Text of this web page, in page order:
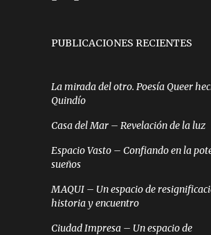
PUBLICACIONES RECIENTES
La mirada del otro. Poesía Queer
Quindío
Casa del Mar – Revelación de la luz
Espacio Vasto – Confiando en la
sueños
MAQUI – Un espacio de
historia y encuentro
Ciudad Impresa – Un espacio de